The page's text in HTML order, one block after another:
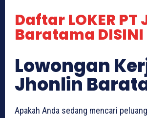
Daftar LOKER
Baratama DISINI
Lowongan
Jhonlin
Apakah Anda sedang mencari